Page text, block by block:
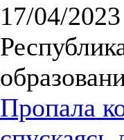
17/04/2023
Пропала